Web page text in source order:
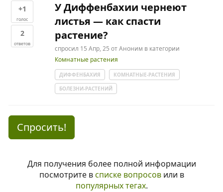
+1
голос
2
ответов
У Диффенбахии чернеют
листья — как спасти
растение?
спросил 15 Апр, 25 отАноним в категории
Комнатные растения
ДИФФЕНБАХИЯ
КОМНАТНЫЕ-РАСТЕНИЯ
БОЛЕЗНИ-РАСТЕНИЙ
Спросить!
Для получения более полной информации
посмотрите всписке вопросовили в
популярных тегах.